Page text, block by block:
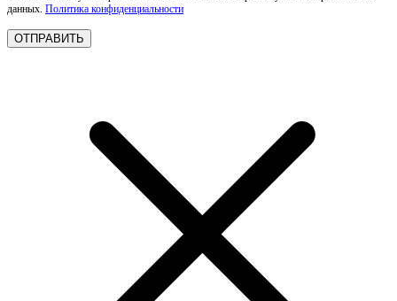
данных. Политика конфиденциальности